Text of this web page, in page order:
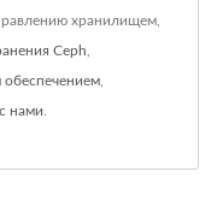
хранилищем,
Ceph
нами